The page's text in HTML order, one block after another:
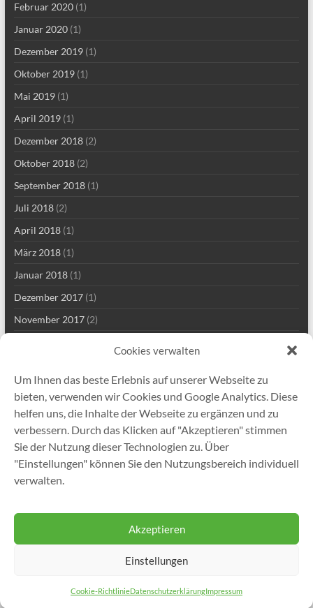
Cookies verwalten
Um Ihnen das beste Erlebnis auf unserer Webseite zu
bieten, verwenden wir Cookies und Google Analytics. Diese
helfen uns, die Inhalte der Webseite zu ergänzen und zu
verbessern. Durch das Klicken auf "Akzeptieren" stimmen
Sie der Nutzung dieser Technologien zu. Über
"Einstellungen" können Sie den Nutzungsbereich individuell
verwalten.
Akzeptieren
Einstellungen
Cookie-RichtlinieDatenschutzerklärungImpressum
Februar 2020(1)
Januar 2020(1)
Dezember 2019(1)
Oktober 2019(1)
Mai 2019(1)
April 2019(1)
Dezember 2018(2)
Oktober 2018(2)
September 2018(1)
Juli 2018(2)
April 2018(1)
März 2018(1)
Januar 2018(1)
Dezember 2017(1)
November 2017(2)
Januar 2017(1)
November 2016 (1)
November 2015(1)
Juni 2015(2)
November 2014
Gutekunst Formfedern GmbH